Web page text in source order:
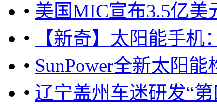
• 美国MIC宣布3.5亿
•
【新奇】太阳能手
• SunPower全新太阳
• 辽宁盖州车迷研发“